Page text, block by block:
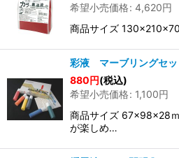
希望小売価格: 4,620円
商品サイズ
彩液 マーブリングセ
880円(税込)
希望小売価格: 1,100円
商品サイズ 67×98×28
が楽しめ…